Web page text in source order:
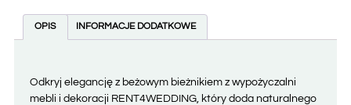
OPIS INFORMACJE DODATKOWE
Odkryj elegancję z beżowym bieżnikiem z wypożyczalni
mebli i dekoracji RENT4WEDDING, który doda naturalnego